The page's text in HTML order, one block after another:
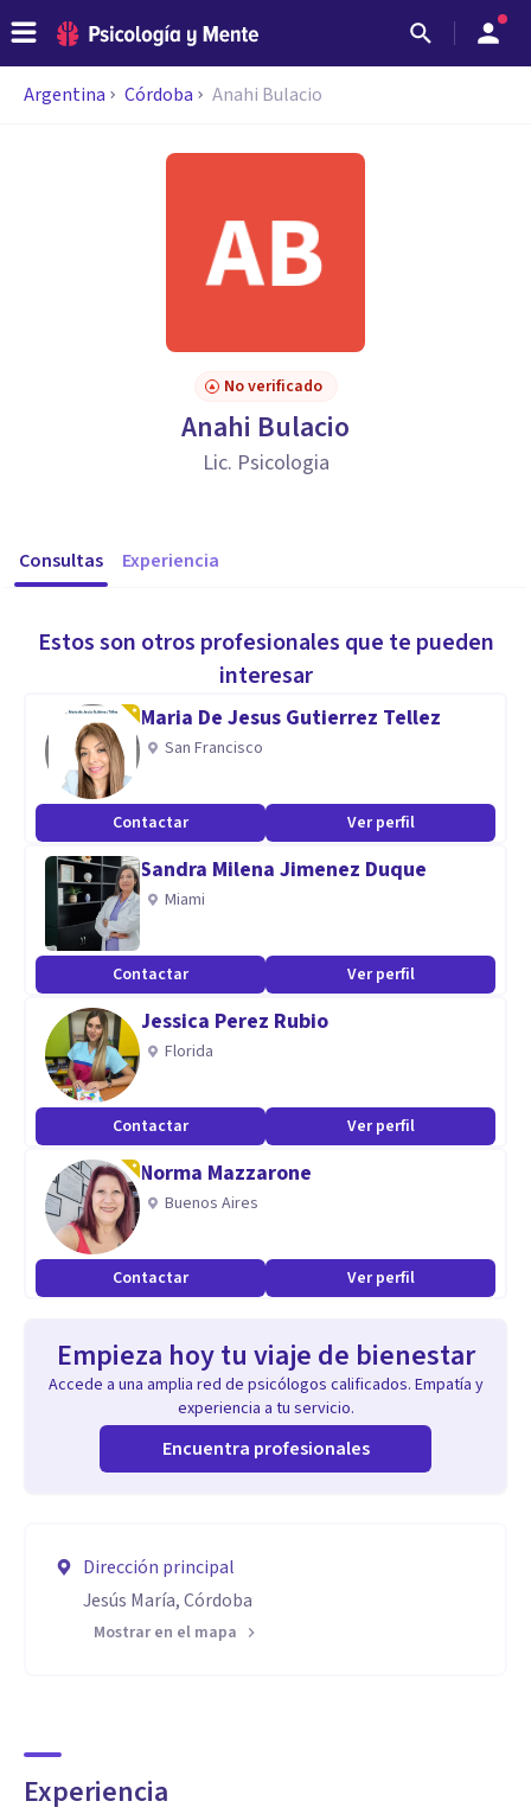
Argentina Córdoba Anahi Bulacio
No verificado
Anahi Bulacio
Lic. Psicologia
Consultas Experiencia
Estos son otros profesionales que te pueden
interesar
Maria De Jesus Gutierrez Tellez
San Francisco
Contactar Ver perfil
Sandra Milena Jimenez Duque
Miami
Contactar Ver perfil
Jessica Perez Rubio
Florida
Contactar Ver perfil
Norma Mazzarone
Buenos Aires
Contactar Ver perfil
Empieza hoy tu viaje de bienestar
Accede a una amplia red de psicólogos calificados. Empatía y
experiencia a tu servicio.
Encuentra profesionales
Dirección principal
Jesús María, Córdoba
Mostrar en el mapa
Experiencia